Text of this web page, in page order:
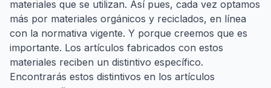
materiales que se utilizan. Así pues, cada vez optamos
más por materiales orgánicos y reciclados, en línea
con la normativa vigente. Y porque creemos que es
importante. Los artículos fabricados con estos
materiales reciben un distintivo específico.
Encontrarás estos distintivos en los artículos